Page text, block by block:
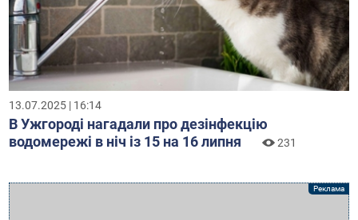
13.07.2025 | 16:14
В Ужгороді нагадали про дезінфекцію
водомережі в ніч із 15 на 16 липня
231